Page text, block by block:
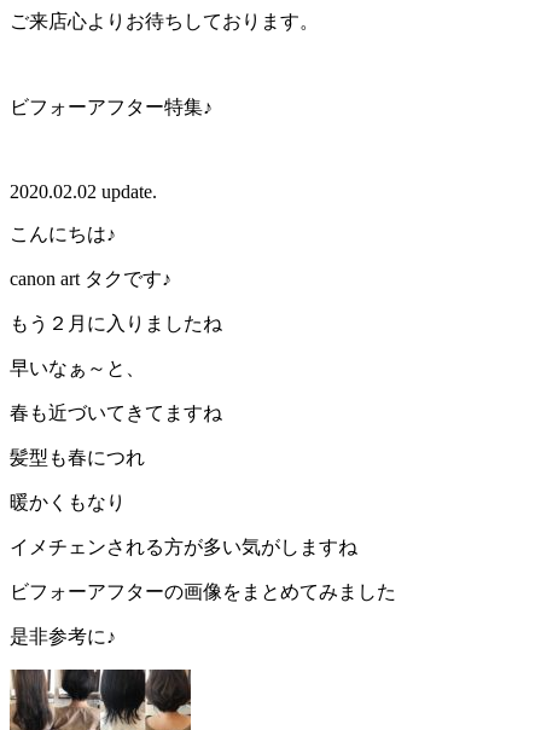
ご来店心よりお待ちしております。
ビフォーアフター特集♪
2020.02.02 update.
こんにちは♪
canon art タクです♪
もう２月に入りましたね
早いなぁ～と、
春も近づいてきてますね
髪型も春につれ
暖かくもなり
イメチェンされる方が多い気がしますね
ビフォーアフターの画像をまとめてみました
是非参考に♪